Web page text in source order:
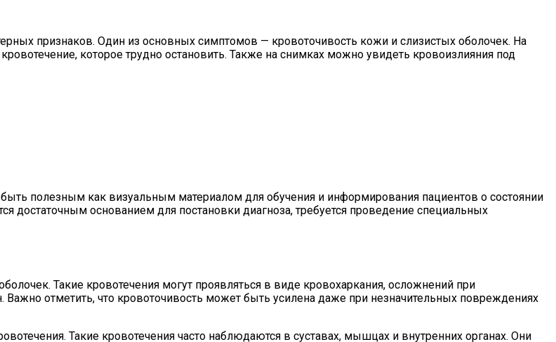
признаков. Один из основных симптомов — кровоточивость кожи и слизистых оболочек. На
которое трудно остановить. Также на снимках можно увидеть кровоизлияния под
полезным как визуальным материалом для обучения и информирования пациентов о состоянии
достаточным основанием для постановки диагноза, требуется проведение специальных
Такие кровотечения могут проявляться в виде кровохаркания, осложнений при
Важно отметить, что кровоточивость может быть усилена даже при незначительных повреждениях
Такие кровотечения часто наблюдаются в суставах, мышцах и внутренних органах. Они